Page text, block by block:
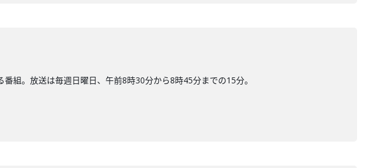
組。放送は毎週日曜日、午前8時30分から8時45分までの15分。